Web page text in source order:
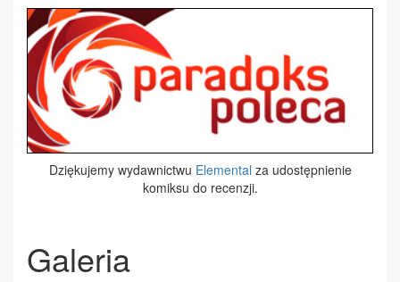
Dziękujemy wydawnictwu Elemental za udostępnienie
komiksu do recenzji.
Galeria